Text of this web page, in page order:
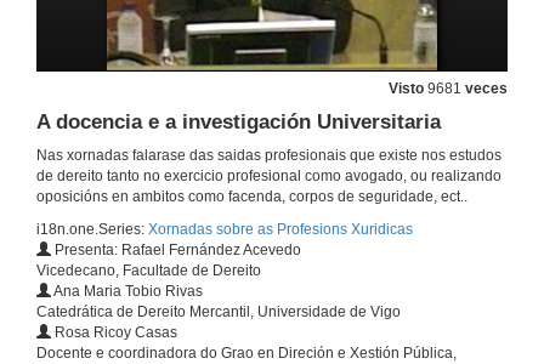
Visto 9681 veces
A docencia e a investigación Universitaria
Nas xornadas falarase das saidas profesionais que existe nos estudos
de dereito tanto no exercicio profesional como avogado, ou realizando
oposicións en ambitos como facenda, corpos de seguridade, ect..
i18n.one.Series: Xornadas sobre as Profesions Xuridicas
Presenta: Rafael Fernández Acevedo
Vicedecano, Facultade de Dereito
Ana Maria Tobio Rivas
Catedrática de Dereito Mercantil, Universidade de Vigo
Rosa Ricoy Casas
Docente e coordinadora do Grao en Direción e Xestión Pública,
Notarias
18 de nov. de 2008
Quenda de preguntas
18 de nov. de 2008
O exercicio profesional de Procurador
18 de nov. de 2008